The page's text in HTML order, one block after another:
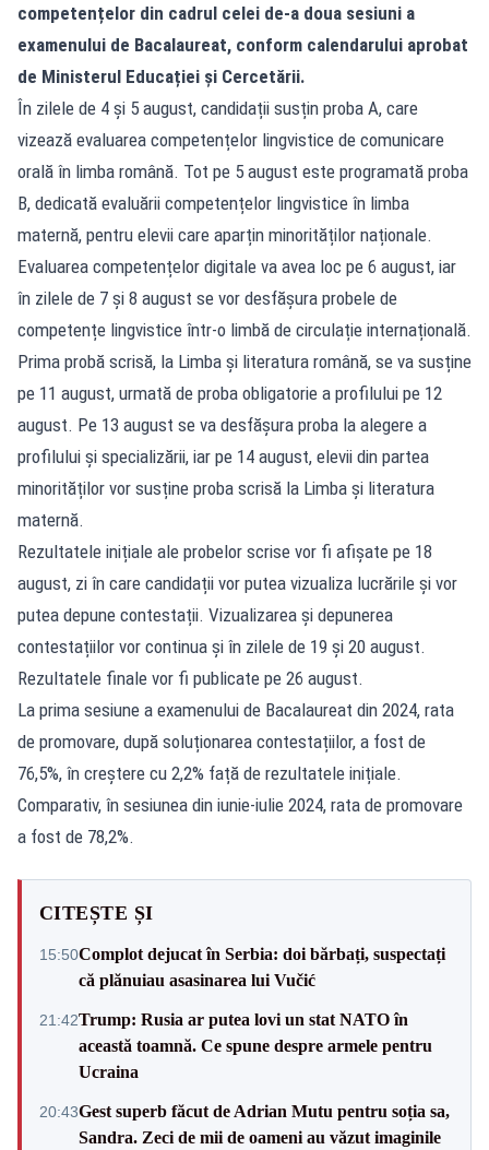
competențelor din cadrul celei de-a doua sesiuni a
examenului de Bacalaureat, conform calendarului aprobat
de Ministerul Educației și Cercetării.
În zilele de 4 și 5 august, candidații susțin proba A, care
vizează evaluarea competențelor lingvistice de comunicare
orală în limba română. Tot pe 5 august este programată proba
B, dedicată evaluării competențelor lingvistice în limba
maternă, pentru elevii care aparțin minorităților naționale.
Evaluarea competențelor digitale va avea loc pe 6 august, iar
în zilele de 7 și 8 august se vor desfășura probele de
competențe lingvistice într-o limbă de circulație internațională.
Prima probă scrisă, la Limba și literatura română, se va susține
pe 11 august, urmată de proba obligatorie a profilului pe 12
august. Pe 13 august se va desfășura proba la alegere a
profilului și specializării, iar pe 14 august, elevii din partea
minorităților vor susține proba scrisă la Limba și literatura
maternă.
Rezultatele inițiale ale probelor scrise vor fi afișate pe 18
august, zi în care candidații vor putea vizualiza lucrările și vor
putea depune contestații. Vizualizarea și depunerea
contestațiilor vor continua și în zilele de 19 și 20 august.
Rezultatele finale vor fi publicate pe 26 august.
La prima sesiune a examenului de Bacalaureat din 2024, rata
de promovare, după soluționarea contestațiilor, a fost de
76,5%, în creștere cu 2,2% față de rezultatele inițiale.
Comparativ, în sesiunea din iunie-iulie 2024, rata de promovare
a fost de 78,2%.
CITEȘTE ȘI
15:50Complot dejucat în Serbia: doi bărbați, suspectați
că plănuiau asasinarea lui Vučić
21:42Trump: Rusia ar putea lovi un stat NATO în
această toamnă. Ce spune despre armele pentru
Ucraina
20:43Gest superb făcut de Adrian Mutu pentru soția sa,
Sandra. Zeci de mii de oameni au văzut imaginile